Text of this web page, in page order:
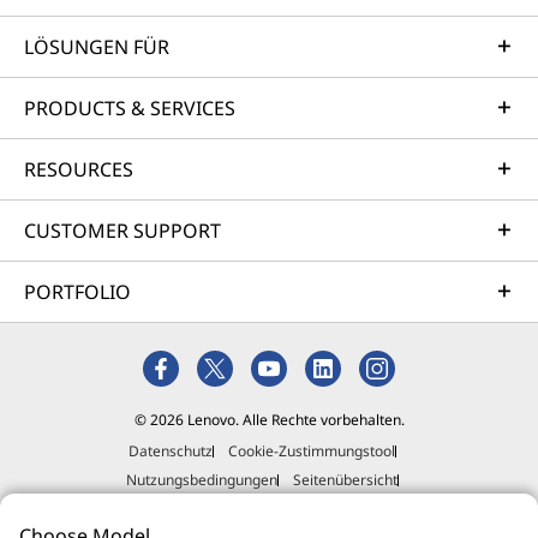
LÖSUNGEN FÜR
PRODUCTS & SERVICES
RESOURCES
CUSTOMER SUPPORT
PORTFOLIO
© 2026 Lenovo. Alle Rechte vorbehalten.
Datenschutz
Cookie-Zustimmungstool
Nutzungsbedingungen
Seitenübersicht